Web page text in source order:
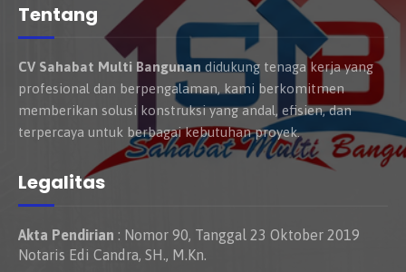
Tentang
CV Sahabat Multi Bangunan didukung tenaga kerja yang
profesional dan berpengalaman, kami berkomitmen
memberikan solusi konstruksi yang andal, efisien, dan
terpercaya untuk berbagai kebutuhan proyek.
Legalitas
Akta Pendirian : Nomor 90, Tanggal 23 Oktober 2019
Notaris Edi Candra, SH., M.Kn.